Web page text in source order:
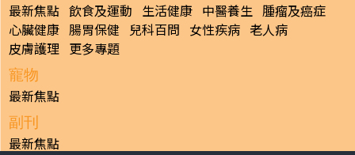
最新焦點 飲食及運動 生活健康 中醫養生 腫瘤及癌症
心臟健康 腸胃保健 兒科百問 女性疾病 老人病
皮膚護理 更多專題
寵物
最新焦點
副刊
最新焦點